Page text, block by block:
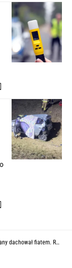
Ranny 19-letni pasażer trafił do szpitala